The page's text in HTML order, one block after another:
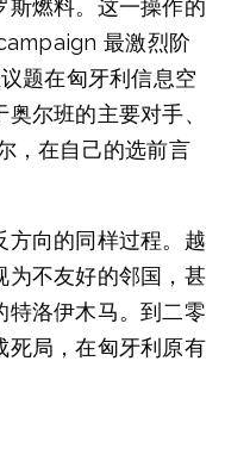
斯燃料。这一操作的
最激烈阶
题在匈牙利信息空
尔班的主要对手、
，在自己的选前言
方向的同样过程。越
为不友好的邻国，甚
特洛伊木马。到二零
死局，在匈牙利原有